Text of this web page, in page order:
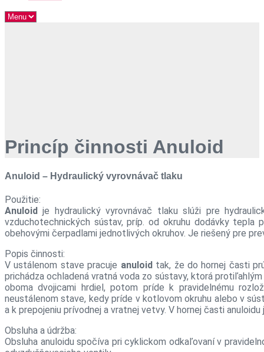
Princíp činnosti Anuloid
Anuloid – Hydraulický vyrovnávač tlaku
Použitie:
Anuloid je hydraulický vyrovnávač tlaku slúži pre
vzduchotechnických sústav, príp. od okruhu dodávky tepla
obehovými čerpadlami jednotlivých okruhov. Je riešený pre
Popis činnosti:
V ustálenom stave pracuje anuloidtak, že do hornej časti
prichádza ochladená vratná voda zo sústavy, ktorá
oboma dvojicami hrdiel, potom príde k pravidelnému
neustálenom stave, kedy príde v kotlovom okruhu alebo v
a k prepojeniu prívodnej a vratnej vetvy. V hornej časti
Obsluha a údržba:
Obsluha anuloidu spočíva pri cyklickom odkaľovaní v